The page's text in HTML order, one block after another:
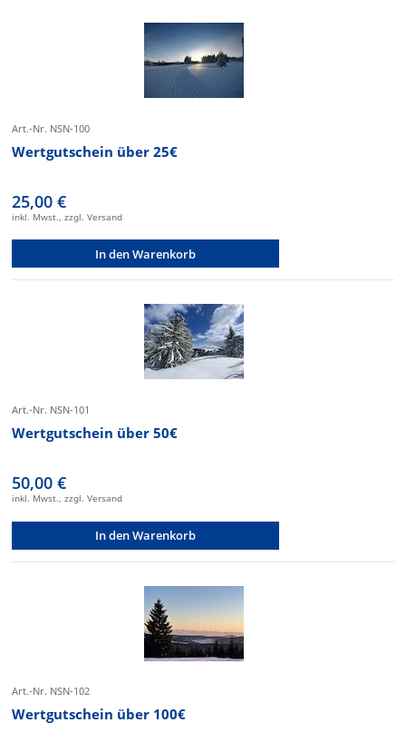
Art.-Nr. NSN-100
Wertgutschein über 25€
25,00 €
inkl. Mwst., zzgl. Versand
In den Warenkorb
Art.-Nr. NSN-101
Wertgutschein über 50€
50,00 €
inkl. Mwst., zzgl. Versand
In den Warenkorb
Art.-Nr. NSN-102
Wertgutschein über 100€